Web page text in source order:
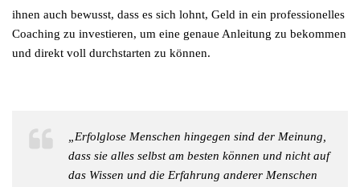
ihnen auch bewusst, dass es sich lohnt, Geld in ein professionelles
Coaching zu investieren, um eine genaue Anleitung zu bekommen
und direkt voll durchstarten zu können.
„Erfolglose Menschen hingegen sind der Meinung,
dass sie alles selbst am besten können und nicht auf
das Wissen und die Erfahrung anderer Menschen